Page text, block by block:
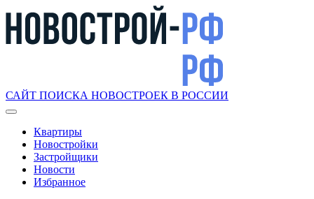
САЙТ ПОИСКА НОВОСТРОЕК В РОССИИ
Квартиры
Новостройки
Застройщики
Новости
Избранное